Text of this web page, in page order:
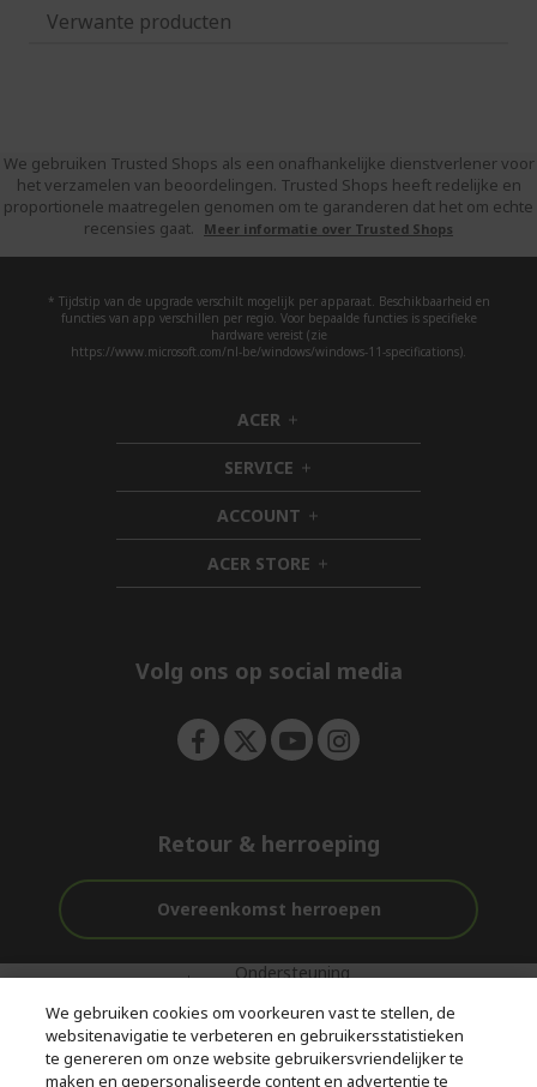
Verwante producten
We gebruiken Trusted Shops als een onafhankelijke dienstverlener voor
het verzamelen van beoordelingen. Trusted Shops heeft redelijke en
proportionele maatregelen genomen om te garanderen dat het om echte
recensies gaat.
Meer informatie over Trusted Shops
* Tijdstip van de upgrade verschilt mogelijk per apparaat. Beschikbaarheid en
functies van app verschillen per regio. Voor bepaalde functies is specifieke
hardware vereist (zie
https://www.microsoft.com/nl-be/windows/windows-11-specifications).
ACER h
i
d
d
e
n
SERVICE h
i
d
d
e
n
ACCOUNT h
i
d
d
ACER STORE h
i
e
Volg ons op social media
Retour & herroeping
Overeenkomst herroepen
Gratis
bezorging
Ondersteuning
aankoop
Veilig
Betalen
© 2026 Acer Inc.
We gebruiken cookies om voorkeuren vast te stellen, de
websitenavigatie te verbeteren en gebruikersstatistieken
te genereren om onze website gebruikersvriendelijker te
maken en gepersonaliseerde content en advertentie te